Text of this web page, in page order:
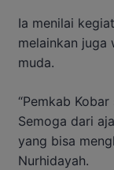
Ia menilai
melainkan juga
muda.
“Pemkab
Semoga dari
yang bisa
Nurhidayah.